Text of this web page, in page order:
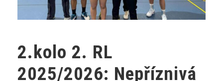
2.kolo 2. RL
2025/2026: Nepříznivá